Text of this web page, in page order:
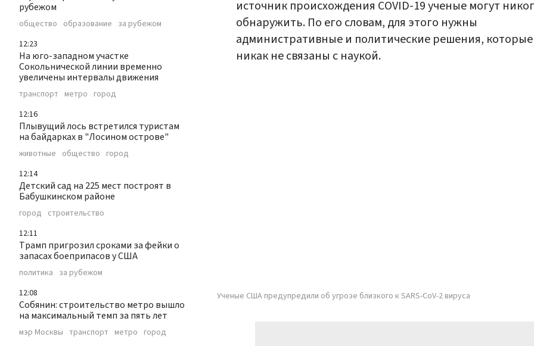
рубежом
общество образование за рубежом
12:23
На юго-западном участке
Сокольнической линии временно
увеличены интервалы движения
транспорт метро город
12:16
Плывущий лось встретился туристам
на байдарках в "Лосином острове"
животные общество город
12:14
Детский сад на 225 мест построят в
Бабушкинском районе
город строительство
12:11
Трамп пригрозил сроками за фейки о
запасах боеприпасов у США
политика за рубежом
12:08
Собянин: строительство метро вышло
на максимальный темп за пять лет
мэр Москвы транспорт метро город
источник происхождения COVID-19 ученые могут
обнаружить. По его словам, для этого нужны
административные и политические решения, которые
никак не связаны с наукой.
Ученые США предупредили об угрозе близкого к SARS-CoV-2 вируса